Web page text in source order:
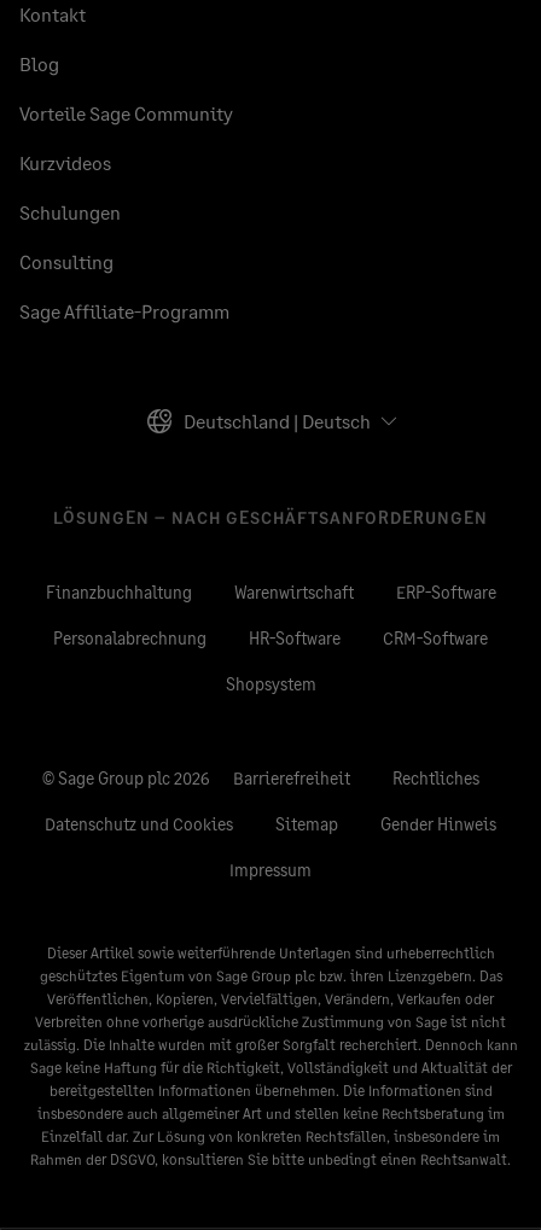
Kontakt
Blog
Vorteile Sage Community
Kurzvideos
Schulungen
Consulting
Sage Affiliate-Programm
Deutschland | Deutsch
LÖSUNGEN – NACH GESCHÄFTSANFORDERUNGEN
Finanzbuchhaltung Warenwirtschaft ERP-Software
Personalabrechnung HR-Software CRM-Software
Shopsystem
© Sage Group plc 2026 Barrierefreiheit Rechtliches
Datenschutz und Cookies Sitemap Gender Hinweis
Impressum
Dieser Artikel sowie weiterführende Unterlagen sind urheberrechtlich
geschütztes Eigentum von Sage Group plc bzw. ihren Lizenzgebern. Das
Veröffentlichen, Kopieren, Vervielfältigen, Verändern, Verkaufen oder
Verbreiten ohne vorherige ausdrückliche Zustimmung von Sage ist nicht
zulässig. Die Inhalte wurden mit großer Sorgfalt recherchiert. Dennoch kann
Sage keine Haftung für die Richtigkeit, Vollständigkeit und Aktualität der
bereitgestellten Informationen übernehmen. Die Informationen sind
insbesondere auch allgemeiner Art und stellen keine Rechtsberatung im
Einzelfall dar. Zur Lösung von konkreten Rechtsfällen, insbesondere im
Rahmen der DSGVO, konsultieren Sie bitte unbedingt einen Rechtsanwalt.